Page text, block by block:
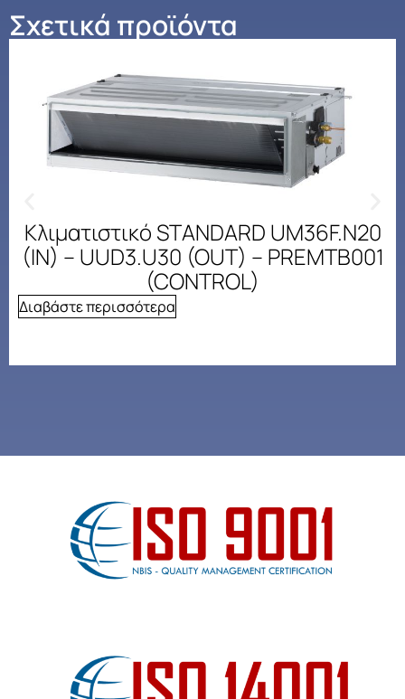
Σχετικά προϊόντα
Κλιματιστικό STANDARD UM36F.N20
(IN) – UUD3.U30 (OUT) – PREMTB001
(CONTROL)
Διαβάστε περισσότερα